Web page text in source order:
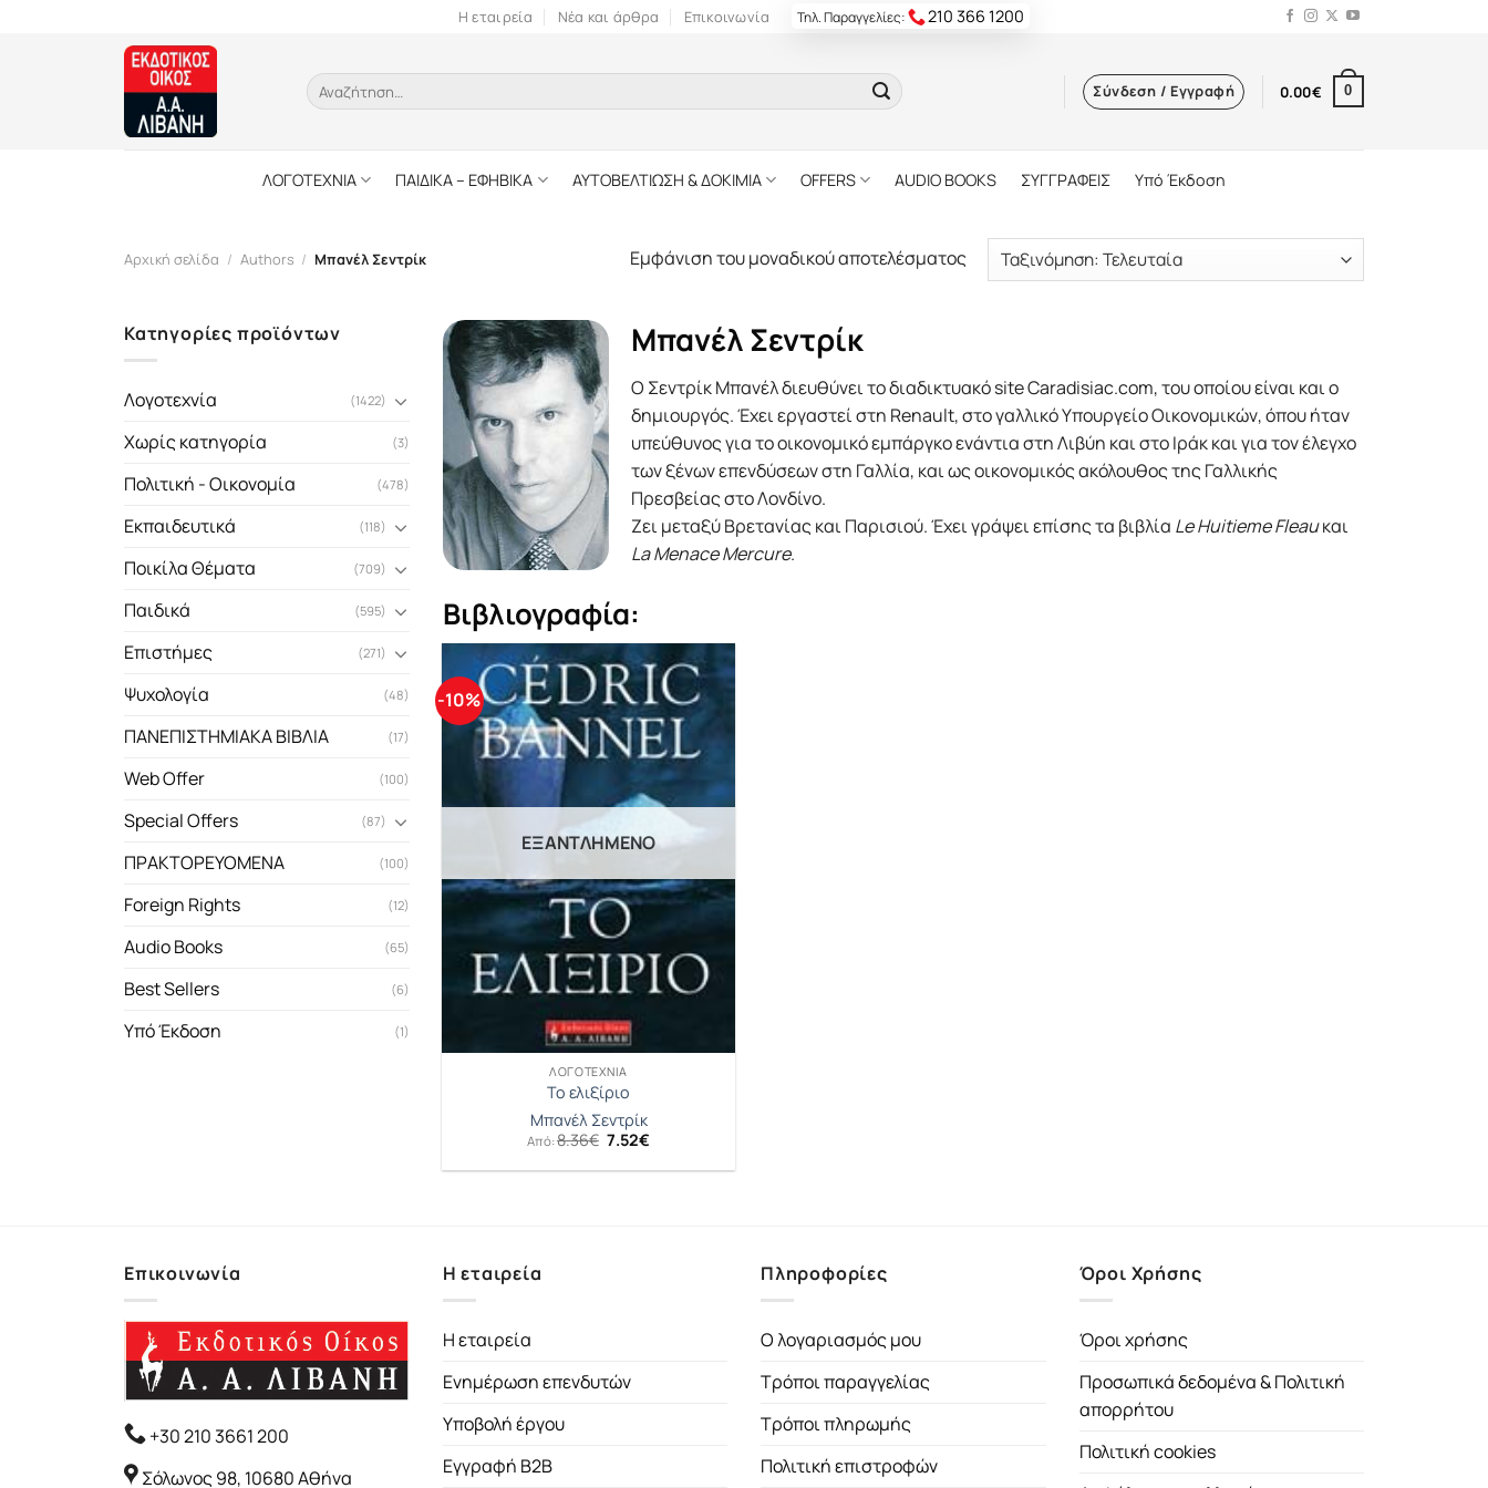
Η εταιρεία Νέα και άρθρα Επικοινωνία Τηλ. Παραγγελίες: 210 366 1200
Αναζήτηση
για:
Σύνδεση / Εγγραφή 0.00€ 0
ΛΟΓΟΤΕΧΝΙΑ ΠΑΙΔΙΚΑ – ΕΦΗΒΙΚΑ ΑΥΤΟΒΕΛΤΙΩΣΗ & ΔΟΚΙΜΙΑ OFFERS AUDIO BOOKS ΣΥΓΓΡΑΦΕΙΣ Υπό Έκδοση
Αρχική σελίδα / Authors / Μπανέλ Σεντρίκ Εμφάνιση του μοναδικού αποτελέσματος
Κατηγορίες προϊόντων
Λογοτεχνία (1422)
Χωρίς κατηγορία (3)
Πολιτική - Οικονομία (478)
Εκπαιδευτικά (118)
Ποικίλα Θέματα (709)
Παιδικά (595)
Επιστήμες (271)
Ψυχολογία (48)
ΠΑΝΕΠΙΣΤΗΜΙΑΚΑ ΒΙΒΛΙΑ (17)
Web Offer (100)
Special Offers (87)
ΠΡΑΚΤΟΡΕΥΟΜΕΝΑ (100)
Foreign Rights (12)
Audio Books (65)
Best Sellers (6)
Υπό Έκδοση (1)
Μπανέλ Σεντρίκ
O Σεντρίκ Μπανέλ διευθύνει το διαδικτυακό site Caradisiac.com, του οποίου είναι και ο
δημιουργός. Έχει εργαστεί στη Renault, στο γαλλικό Yπουργείο Oικονομικών, όπου ήταν
υπεύθυνος για το οικονομικό εμπάργκο ενάντια στη Λιβύη και στο Iράκ και για τον έλεγχο
των ξένων επενδύσεων στη Γαλλία, και ως οικονομικός ακόλουθος της Γαλλικής
Πρεσβείας στο Λονδίνο.
Zει μεταξύ Bρετανίας και Παρισιού. Έχει γράψει επίσης τα βιβλία Le Huitieme Fleauκαι
La Menace Mercure.
Βιβλιογραφία:
-10%
ΕΞΑΝΤΛΗΜΈΝΟ
ΛΟΓΟΤΕΧΝΊΑ
Το ελιξίριο
Μπανέλ Σεντρίκ
Από:8.36€ Original
price
was:
7.52€
τιμή
Επικοινωνία
+30 210 3661 200
Σόλωνος 98, 10680 Αθήνα
Η εταιρεία
Η εταιρεία
Ενημέρωση επενδυτών
Υποβολή έργου
Εγγραφή B2B
Πληροφορίες
Ο λογαριασμός μου
Τρόποι παραγγελίας
Τρόποι πληρωμής
Πολιτική επιστροφών
Όροι Χρήσης
Όροι χρήσης
Προσωπικά δεδομένα & Πολιτική
απορρήτου
Πολιτική cookies